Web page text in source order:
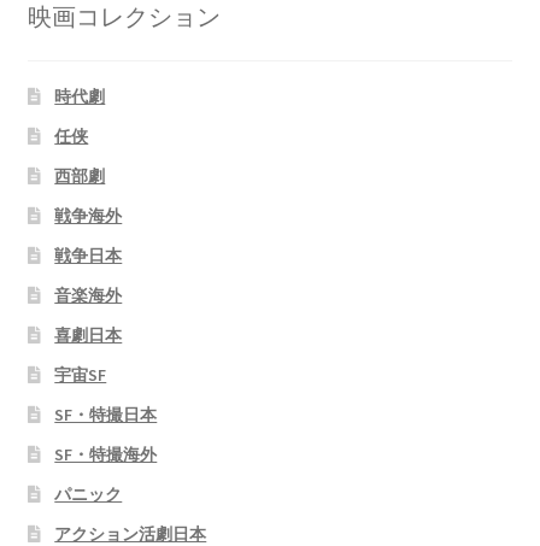
映画コレクション
時代劇
任侠
西部劇
戦争海外
戦争日本
音楽海外
喜劇日本
宇宙SF
SF・特撮日本
SF・特撮海外
パニック
アクション活劇日本